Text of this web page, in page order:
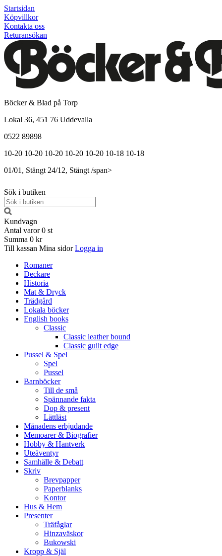
Startsidan
Köpvillkor
Kontakta oss
Returansökan
Böcker & Blad på Torp
Lokal 36, 451 76 Uddevalla
0522 89898
10-20 10-20 10-20 10-20 10-20 10-18 10-18
01/01, Stängt 24/12, Stängt /span>
Sök i butiken
Kundvagn
Antal varor 0 st
Summa 0 kr
Till kassan Mina sidor Logga in
Romaner
Deckare
Historia
Mat & Dryck
Trädgård
Lokala böcker
English books
Classic
Classic leather bound
Classic guilt edge
Pussel & Spel
Spel
Pussel
Barnböcker
Till de små
Spännande fakta
Dop & present
Lättläst
Månadens erbjudande
Memoarer & Biografier
Hobby & Hantverk
Uteäventyr
Samhälle & Debatt
Skriv
Brevpapper
Paperblanks
Kontor
Hus & Hem
Presenter
Träfåglar
Hinzaväskor
Bukowski
Kropp & Själ